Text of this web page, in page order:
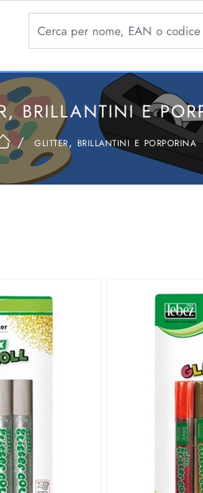
La modifica di un filtro
BRILLANTINI E
glitter, brillantini e porporina